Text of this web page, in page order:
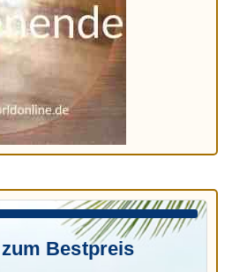
Bestpreis